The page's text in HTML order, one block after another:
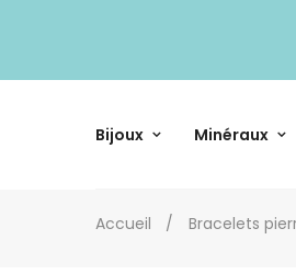
Bijoux Minéraux
Accueil Bracelets